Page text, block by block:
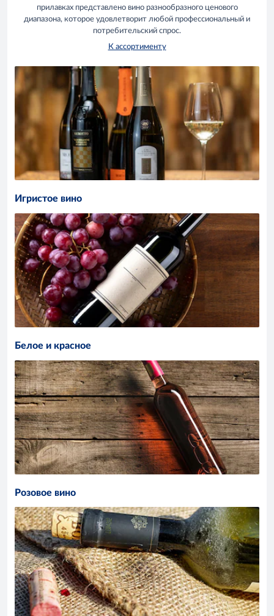
прилавках представлено вино разнообразного ценового
диапазона, которое удовлетворит любой профессиональный и
потребительский спрос.
К ассортименту
Игристое вино
Белое и красное
Розовое вино